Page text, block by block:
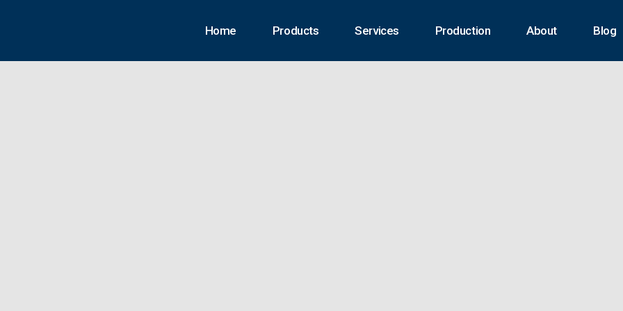
Home Products Services Production About Blog